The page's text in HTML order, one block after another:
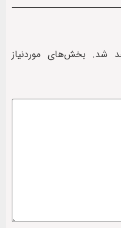
شد. بخش‌های موردنیاز